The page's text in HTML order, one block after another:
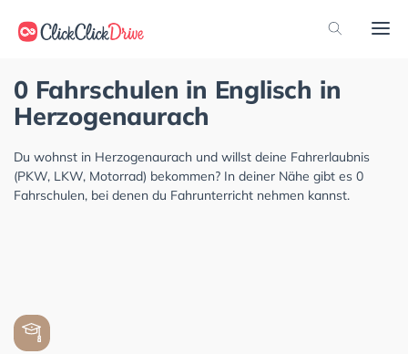
0 Fahrschulen in Englisch in
Herzogenaurach
Du wohnst in Herzogenaurach und willst deine Fahrerlaubnis
(PKW, LKW, Motorrad) bekommen? In deiner Nähe gibt es 0
Fahrschulen, bei denen du Fahrunterricht nehmen kannst.